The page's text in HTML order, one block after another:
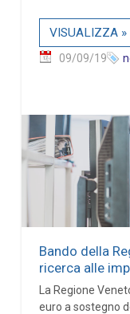
VISUALIZZA »
09/09/19
Bando della
ricerca alle
La Regione
euro a sostegno